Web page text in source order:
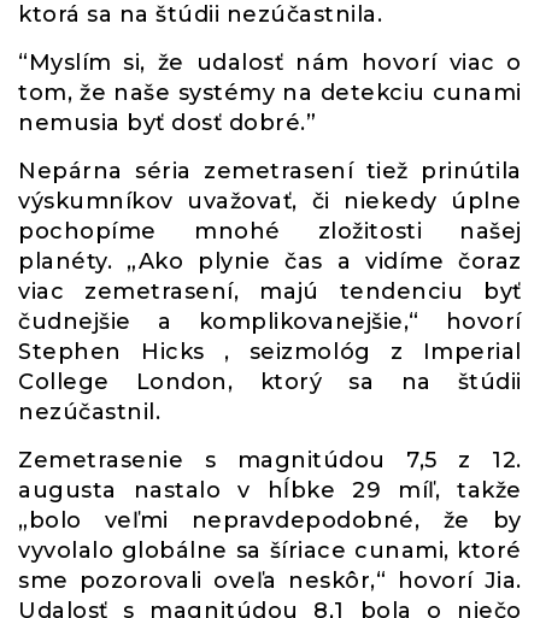
ktorá sa na štúdii nezúčastnila.
“Myslím si, že udalosť nám hovorí viac o
tom, že naše systémy na detekciu cunami
nemusia byť dosť dobré.”
Nepárna séria zemetrasení tiež prinútila
výskumníkov uvažovať, či niekedy úplne
pochopíme mnohé zložitosti našej
planéty. „Ako plynie čas a vidíme čoraz
viac zemetrasení, majú tendenciu byť
čudnejšie a komplikovanejšie,“ hovorí
Stephen Hicks , seizmológ z Imperial
College London, ktorý sa na štúdii
nezúčastnil.
Zemetrasenie s magnitúdou 7,5 z 12.
augusta nastalo v hĺbke 29 míľ, takže
„bolo veľmi nepravdepodobné, že by
vyvolalo globálne sa šíriace cunami, ktoré
sme pozorovali oveľa neskôr,“ hovorí Jia.
Udalosť s magnitúdou 8,1 bola o niečo